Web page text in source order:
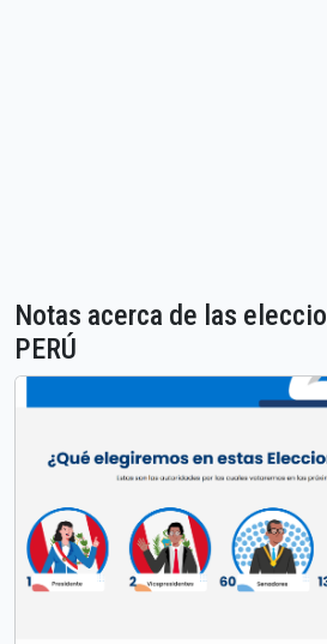
Notas acerca de las
PERÚ